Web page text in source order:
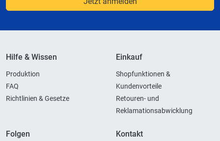
Hilfe & Wissen
Produktion
FAQ
Richtlinien & Gesetze
Einkauf
Shopfunktionen &
Kundenvorteile
Retouren- und
Reklamationsabwicklung
Folgen Kontakt